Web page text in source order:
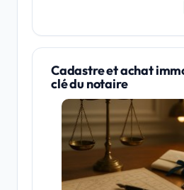
Cadastre et achat
clé du notaire